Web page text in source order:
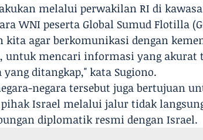
melalui perwakilan RI di
WNI peserta Global Sumud Flotilla
agar berkomunikasi dengan
untuk mencari informasi yang akurat
ditangkap," kata Sugiono.
negara tersebut juga bertujuan
Israel melalui jalur tidak
diplomatik resmi dengan Israel.